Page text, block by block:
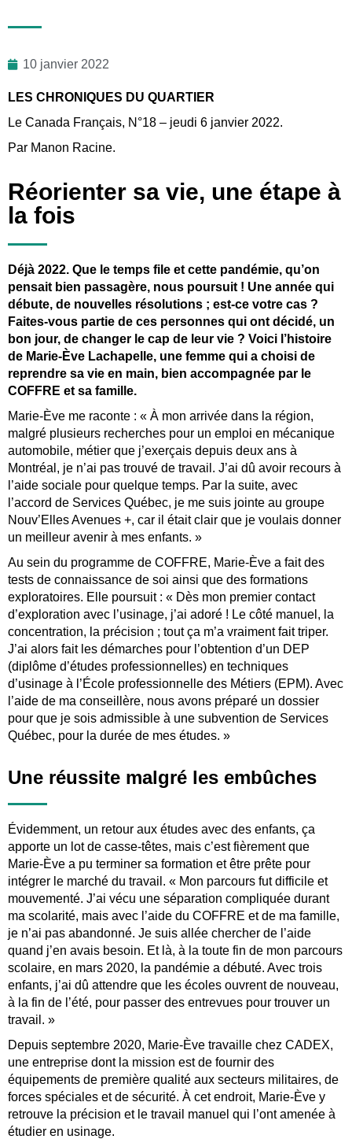
10 janvier 2022
LES CHRONIQUES DU QUARTIER
Le Canada Français, N°18 – jeudi 6 janvier 2022.
Par Manon Racine.
Réorienter sa vie, une étape à
la fois
Déjà 2022. Que le temps file et cette pandémie, qu’on
pensait bien passagère, nous poursuit ! Une année qui
débute, de nouvelles résolutions ; est-ce votre cas ?
Faites-vous partie de ces personnes qui ont décidé, un
bon jour, de changer le cap de leur vie ? Voici l’histoire
de Marie-Ève Lachapelle, une femme qui a choisi de
reprendre sa vie en main, bien accompagnée par le
COFFRE et sa famille.
Marie-Ève me raconte : « À mon arrivée dans la région,
malgré plusieurs recherches pour un emploi en mécanique
automobile, métier que j’exerçais depuis deux ans à
Montréal, je n’ai pas trouvé de travail. J’ai dû avoir recours à
l’aide sociale pour quelque temps. Par la suite, avec
l’accord de Services Québec, je me suis jointe au groupe
Nouv’Elles Avenues +, car il était clair que je voulais donner
un meilleur avenir à mes enfants. »
Au sein du programme de COFFRE, Marie-Ève a fait des
tests de connaissance de soi ainsi que des formations
exploratoires. Elle poursuit : « Dès mon premier contact
d’exploration avec l’usinage, j’ai adoré ! Le côté manuel, la
concentration, la précision ; tout ça m’a vraiment fait triper.
J’ai alors fait les démarches pour l’obtention d’un DEP
(diplôme d’études professionnelles) en techniques
d’usinage à l’École professionnelle des Métiers (EPM). Avec
l’aide de ma conseillère, nous avons préparé un dossier
pour que je sois admissible à une subvention de Services
Québec, pour la durée de mes études. »
Une réussite malgré les embûches
Évidemment, un retour aux études avec des enfants, ça
apporte un lot de casse-têtes, mais c’est fièrement que
Marie-Ève a pu terminer sa formation et être prête pour
intégrer le marché du travail. « Mon parcours fut difficile et
mouvementé. J’ai vécu une séparation compliquée durant
ma scolarité, mais avec l’aide du COFFRE et de ma famille,
je n’ai pas abandonné. Je suis allée chercher de l’aide
quand j’en avais besoin. Et là, à la toute fin de mon parcours
scolaire, en mars 2020, la pandémie a débuté. Avec trois
enfants, j’ai dû attendre que les écoles ouvrent de nouveau,
à la fin de l’été, pour passer des entrevues pour trouver un
travail. »
Depuis septembre 2020, Marie-Ève travaille chez CADEX,
une entreprise dont la mission est de fournir des
équipements de première qualité aux secteurs militaires, de
forces spéciales et de sécurité. À cet endroit, Marie-Ève y
retrouve la précision et le travail manuel qui l’ont amenée à
étudier en usinage.